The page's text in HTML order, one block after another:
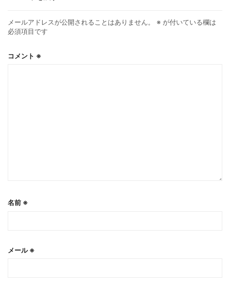
メールアドレスが公開されることはありません。 ※ が付いている欄は
必須項目です
コメント ※
名前 ※
メール※